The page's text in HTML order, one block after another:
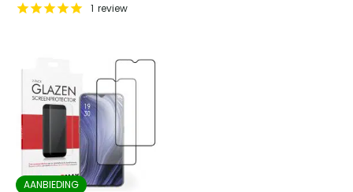
1 review
AANBIEDING